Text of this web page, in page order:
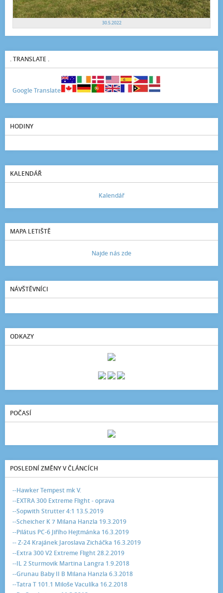
30.5.2022
. TRANSLATE .
Google Translate
HODINY
KALENDÁŘ
Kalendář
MAPA LETIŠTĚ
Najde nás zde
NÁVŠTĚVNÍCI
ODKAZY
POČASÍ
POSLEDNÍ ZMĚNY V ČLÁNCÍCH
--Hawker Tempest mk V.
--EXTRA 300 Extreme Flight - oprava
--Sopwith Strutter 4:1 13.5.2019
--Scheicher K 7 Milana Hanzla 19.3.2019
--Pilátus PC-6 Jiřího Hejtmánka 16.3.2019
-- Z-24 Krajánek Jaroslava Zicháčka 16.3.2019
--Extra 300 V2 Extreme Flight 28.2.2019
--IL 2 Sturmovik Martina Langra 1.9.2018
--Grunau Baby II B Milana Hanzla 6.3.2018
--Tatra T 101.1 Miloše Vaculíka 16.2.2018